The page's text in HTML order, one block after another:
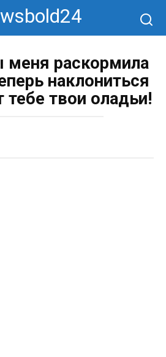
меня раскормила
наклониться
тебе твои оладьи!